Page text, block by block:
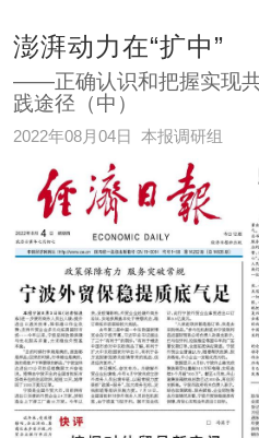
澎湃动力在“扩中”
——正确认识和把握实现
践途径（中）
2022年08月04日 本报调研组